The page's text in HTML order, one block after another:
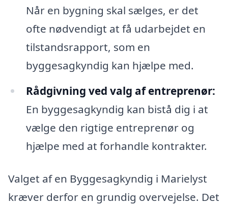
Når en bygning skal sælges, er det
ofte nødvendigt at få udarbejdet en
tilstandsrapport, som en
byggesagkyndig kan hjælpe med.
Rådgivning ved valg af entreprenør:
En byggesagkyndig kan bistå dig i at
vælge den rigtige entreprenør og
hjælpe med at forhandle kontrakter.
Valget af en Byggesagkyndig i Marielyst
kræver derfor en grundig overvejelse. Det